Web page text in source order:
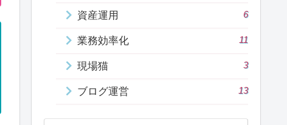
資産運用 6
業務効率化 11
現場猫 3
ブログ運営 13